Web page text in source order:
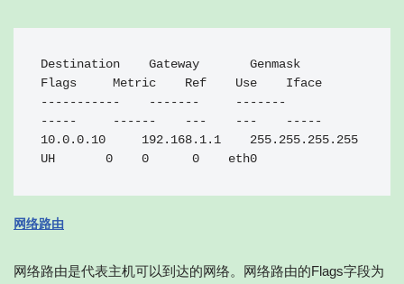
Destination    Gateway       Genmask
Flags     Metric    Ref    Use    Iface
-----------    -------     -------
-----     ------    ---    ---    -----
10.0.0.10     192.168.1.1    255.255.255.255
UH       0    0      0    eth0
网络路由
网络路由是代表主机可以到达的网络。网络路由的Flags字段为